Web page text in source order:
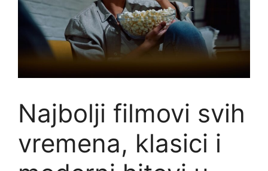
Najbolji filmovi svih
vremena, klasici i